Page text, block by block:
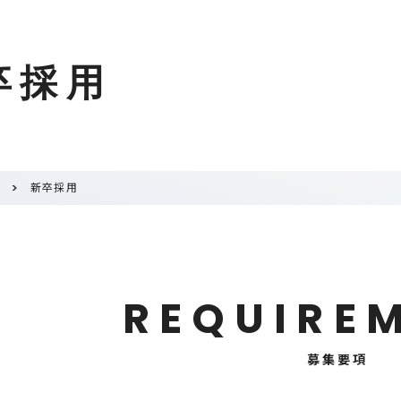
採用
新卒採用
R E Q U I R E M
募集要項